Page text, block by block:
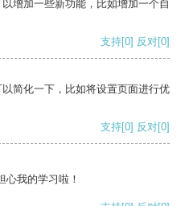
增加一些新功能，比如增加一个自
支持[0] 反对[0]
简化一下，比如将设置页面进行优
支持[0] 反对[0]
心我的学习啦！